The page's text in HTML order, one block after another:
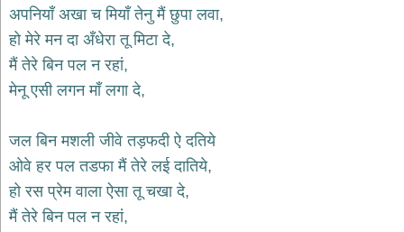
शिव
भजन
bhajans
हनुमान
hanuman
bhajans
साईं
भजन
sai
bhajans
अपनियाँ अखा च मियाँ तेनु मैं छुपा लवा,
हो मेरे मन दा अँधेरा तू मिटा दे,
मैं तेरे बिन पल न रहां,
मेनू एसी लगन माँ लगा दे,
जल बिन मशली जीवे तड़फदी ऐ दतिये
ओवे हर पल तडफा मैं तेरे लई दातिये,
हो रस प्रेम वाला ऐसा तू चखा दे,
मैं तेरे बिन पल न रहां,